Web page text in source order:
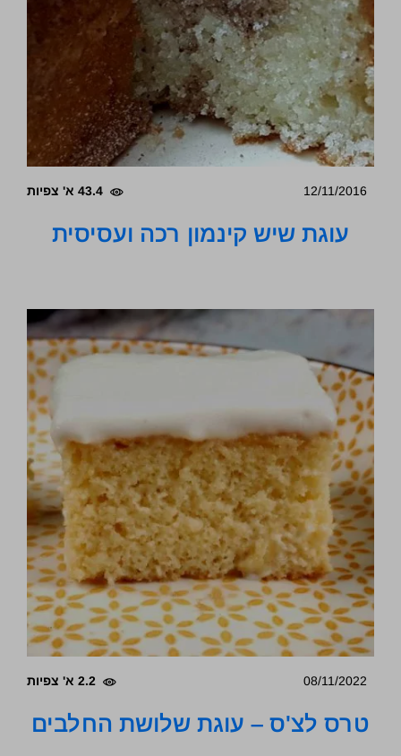
12/11/2016 43.4 א' צפיות
עוגת שיש קינמון רכה ועסיסית
08/11/2022 2.2 א' צפיות
טרס לצ'ס – עוגת שלושת החלבים